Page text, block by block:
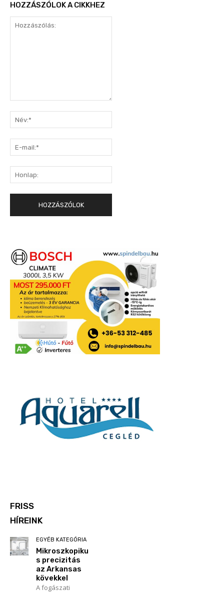
HOZZÁSZÓLOK A CIKKHEZ
mail:*
FRISS
HÍREINK
EGYÉB KATEGÓRIA
Mikroszkopiku
s precizitás
az Arkansas
kövekkel
A fogászati